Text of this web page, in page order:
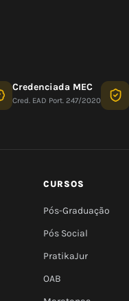
Credenciada MEC
Cred. EAD Port. 247/2020
CURSOS
Pós-Graduação
Pós Social
PratikaJur
OAB